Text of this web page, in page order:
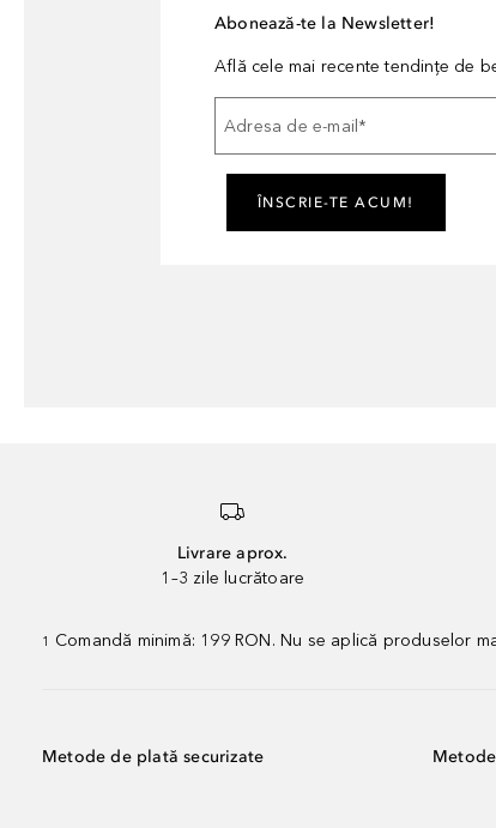
Abonează-te la Newsletter!
Află cele mai recente tendințe de
Adresa de e-mail *
ÎNSCRIE-TE ACUM!
Livrare aprox.
1–3 zile lucrătoare
1 Comandă minimă: 199 RON. Nu se aplică produselor
Metode de plată securizate